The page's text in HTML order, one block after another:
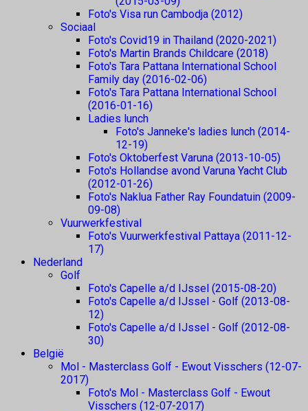
Foto's Visa run Cambodja (2012)
Sociaal
Foto's Covid19 in Thailand (2020-2021)
Foto's Martin Brands Childcare (2018)
Foto's Tara Pattana International School
Family day (2016-02-06)
Foto's Tara Pattana International School
(2016-01-16)
Ladies lunch
Foto's Janneke's ladies lunch (2014-
12-19)
Foto's Oktoberfest Varuna (2013-10-05)
Foto's Hollandse avond Varuna Yacht Club
(2012-01-26)
Foto's Naklua Father Ray Foundatuin (2009-
09-08)
Vuurwerkfestival
Foto's Vuurwerkfestival Pattaya (2011-12-
17)
Nederland
Golf
Foto's Capelle a/d IJssel (2015-08-20)
Foto's Capelle a/d IJssel - Golf (2013-08-
12)
Foto's Capelle a/d IJssel - Golf (2012-08-
30)
België
Mol - Masterclass Golf - Ewout Visschers (12-07-
2017)
Foto's Mol - Masterclass Golf - Ewout
Visschers (12-07-2017)